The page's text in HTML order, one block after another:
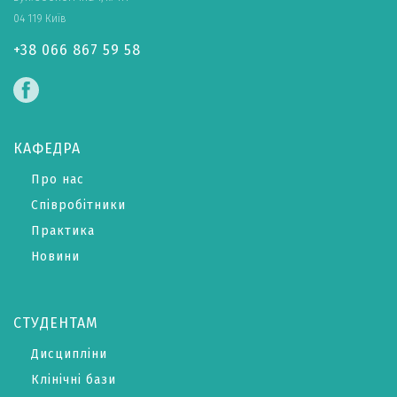
04 119 Київ
+38 066 867 59 58
КАФЕДРА
Про нас
Співробітники
Практика
Новини
СТУДЕНТАМ
Дисципліни
Клінічні бази